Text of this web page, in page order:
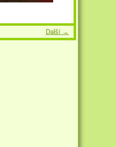
Další →